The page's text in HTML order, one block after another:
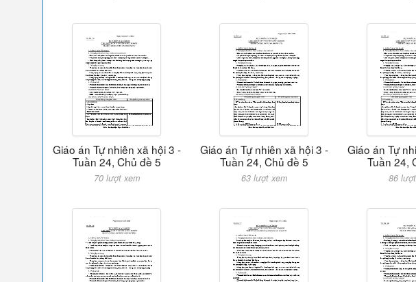
Giáo án Tự nhiên xã hội 3 -
Tuần 24, Chủ đề 5
70 lượt xem
Giáo án Tự nhiên xã hội 3 -
Tuần 24, Chủ đề 5
63 lượt xem
Giáo án Tự
Tuần 24,
86